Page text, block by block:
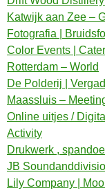
Katwijk aan Zee –
Fotografia |
Color Events |
Rotterdam – World
De Polderij |
Maassluis –
Online uitjes /
Activity
Drukwerk ,
JB
Lily Company |